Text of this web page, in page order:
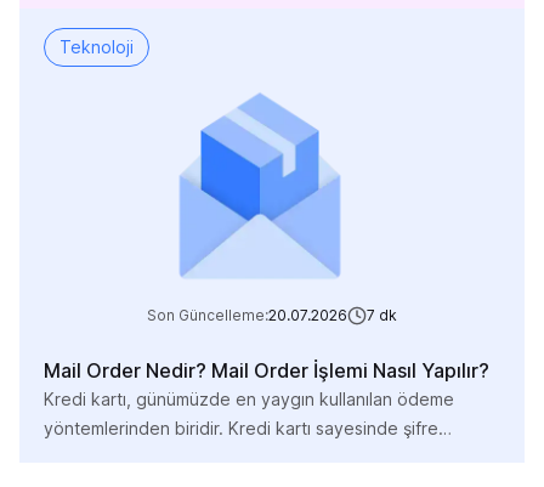
kötü niyetli kişilerin sahte imza kullanarak evrakta
sahtecilik yapmalarına ve dolandırıcılık faaliyetleri
yürütmelerine olanak tanımaktadır. Bu durum, şirketler ve
kurumlar için hem finansal kayıplara hem de itibar
zedelenmesine yol açabilmektedir. Yetkili kişilerin imza
örneklerini resmi […]
Teknoloji
Son Güncelleme:20.07.2026 7 dk
Mail Order Nedir? Mail Order İşlemi Nasıl Yapılır?
Kredi kartı, günümüzde en yaygın kullanılan ödeme
yöntemlerinden biridir. Kredi kartı sayesinde şifre